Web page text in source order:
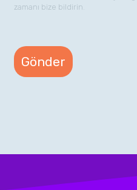
zamanı bize bildirin.